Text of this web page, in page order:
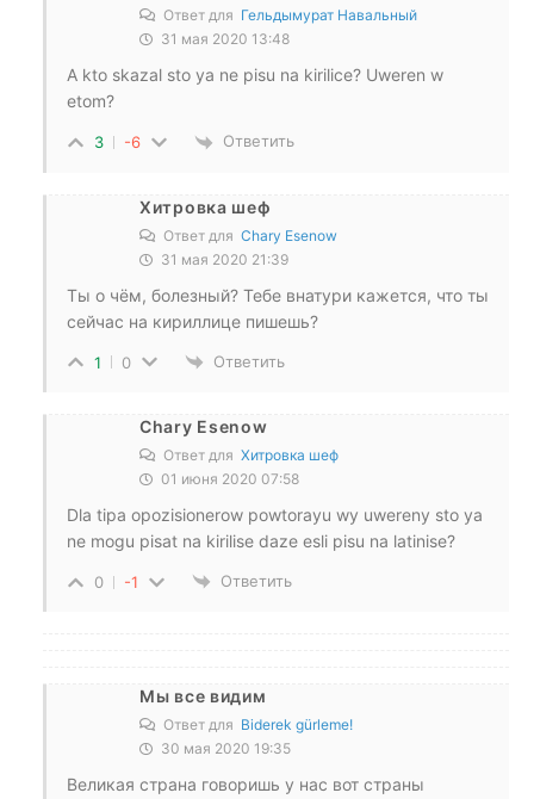
Ответ для Гельдымурат Навальный
31 мая 2020 13:48
A kto skazal sto ya ne pisu na kirilice? Uweren w
etom?
3 -6 Ответить
Хитровка шеф
Ответ для Chary Esenow
31 мая 2020 21:39
Ты о чём, болезный? Тебе внатури кажется, что ты
сейчас на кириллице пишешь?
1 0 Ответить
Chary Esenow
Ответ для Хитровка шеф
01 июня 2020 07:58
Dla tipa opozisionerow powtorayu wy uwereny sto ya
ne mogu pisat na kirilise daze esli pisu na latinise?
0 -1 Ответить
Мы все видим
Ответ для Biderek gürleme!
30 мая 2020 19:35
Великая страна говоришь у нас вот страны